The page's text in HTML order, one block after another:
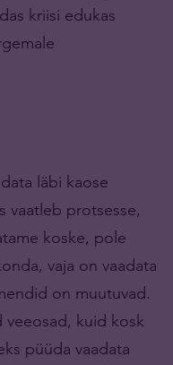
kriisi edukas
läbi kaose
vaatleb protsesse,
koske, pole
vaja on vaadata
on muutuvad.
veeosad, kuid kosk
püüda vaadata